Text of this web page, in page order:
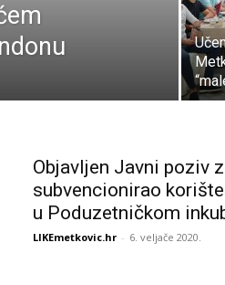
Objavljen Javni poziv
subvencionirao
u Poduzetničkom
LIKEmetkovic.hr - 6. veljače 2020.